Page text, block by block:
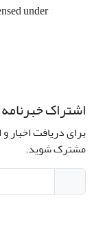
under
اشتراک خبرنامه
برای دریافت اخبار
مشترک شوید.